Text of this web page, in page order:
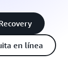
en línea